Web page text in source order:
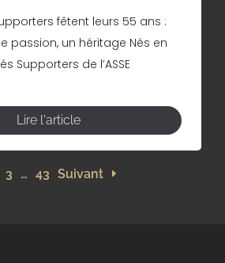
fêtent leurs 55 ans :
passion, un héritage Nés en
Supporters de l’ASSE
Lire l'article
3 … 43 Suivant